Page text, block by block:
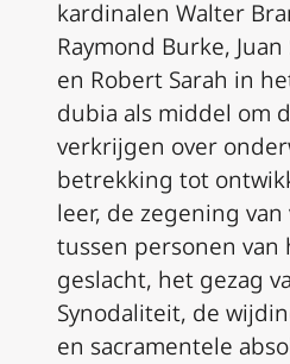
kardinalen Walter
Raymond Burke,
en Robert Sarah in
dubia als middel om
verkrijgen over
betrekking tot
leer, de zegening
tussen personen van
geslacht, het gezag
Synodaliteit, de
en sacramentele